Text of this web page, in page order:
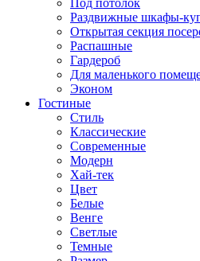
Под потолок
Раздвижные шкафы-
Открытая секция
Распашные
Гардероб
Для маленького
Эконом
Гостиные
Стиль
Классические
Современные
Модерн
Хай-тек
Цвет
Белые
Венге
Светлые
Темные